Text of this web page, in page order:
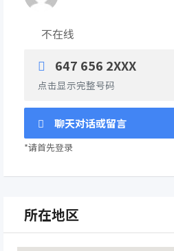
不在线
647 656 2XXX
点击显示完整号码
聊天对话或留言
*请首先登录
所在地区